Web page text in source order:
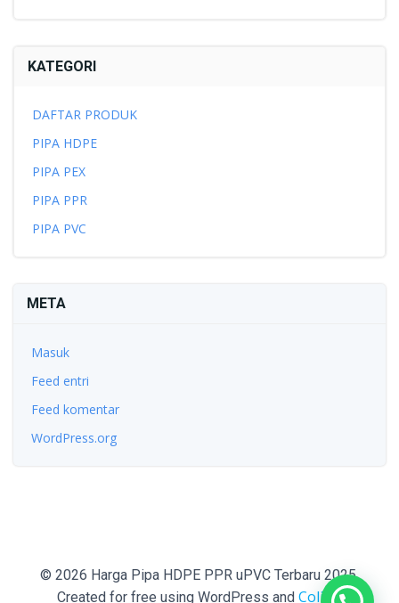
KATEGORI
DAFTAR PRODUK
PIPA HDPE
PIPA PEX
PIPA PPR
PIPA PVC
META
Masuk
Feed entri
Feed komentar
WordPress.org
© 2026 Harga Pipa HDPE PPR uPVC Terbaru 2025.
Created for free using WordPress and Colibri